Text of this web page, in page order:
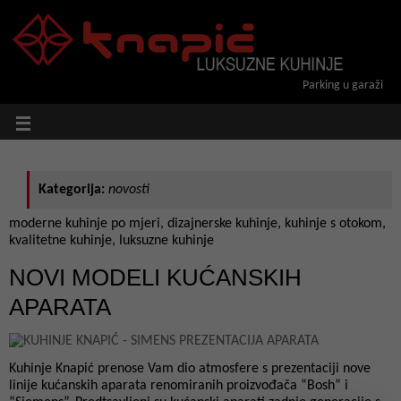
Parking u garaži
Kategorija: novosti
moderne kuhinje po mjeri, dizajnerske kuhinje, kuhinje s otokom,
kvalitetne kuhinje, luksuzne kuhinje
NOVI MODELI KUĆANSKIH
APARATA
Kuhinje Knapić prenose Vam dio atmosfere s prezentaciji nove
linije kućanskih aparata renomiranih proizvođača “Bosh” i